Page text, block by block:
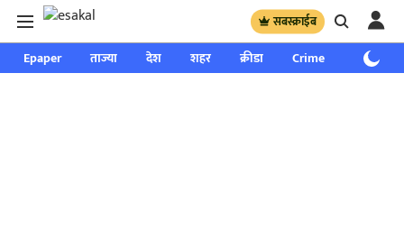
सबस्क्राईब
Epaper ताज्या देश शहर क्रीडा Crime साप्ताहिक